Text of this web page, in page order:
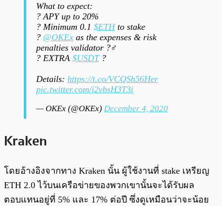
What to expect:
? APY up to 20%
? Minimum 0.1 $ETHto stake
? @OKEx as the expenses & risk
penalties validator ?️‍♂️
? EXTRA $USDT?
Details: https://t.co/VCQSh56Her
pic.twitter.com/i2vbsH3T3i
— OKEx (@OKEx) December 4, 2020
Kraken
โดยอ้างอิงจากทาง Kraken นั้น ผู้ใช้งานที่ stake เหรียญ
ETH 2.0 ไว้บนเครือข่ายของพวกเขานั้นจะได้รับผล
ตอบแทนอยู่ที่ 5% และ 17% ต่อปี ซึ่งดูเหมือนว่าจะน้อย